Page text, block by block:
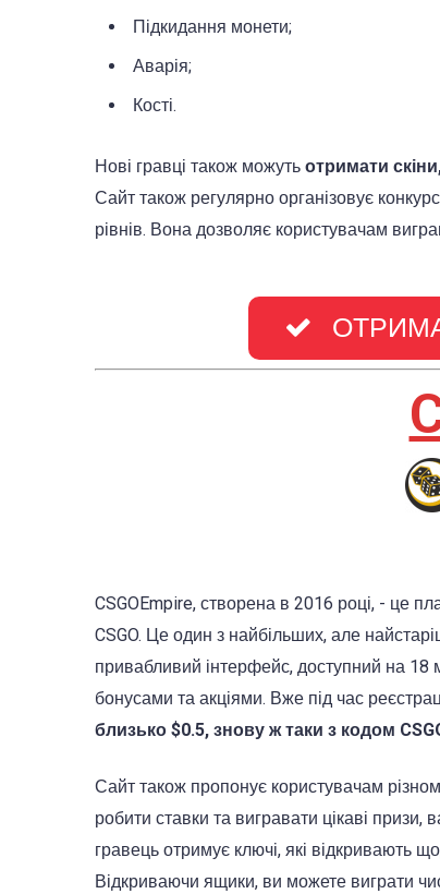
Підкидання монети;
Аварія;
Кості.
Нові гравці також можуть отримати
Сайт також регулярно організовує
рівнів. Вона дозволяє користувачам
CSGOEmpire, створена в 2016 році, - це
CSGO. Це один з найбільших, але
привабливий інтерфейс, доступний на 18
бонусами та акціями. Вже під час
близько $0.5, знову ж таки з кодом
Сайт також пропонує користувачам
робити ставки та вигравати цікаві
гравець отримує ключі, які відкривають
Відкриваючи ящики, ви можете виграти